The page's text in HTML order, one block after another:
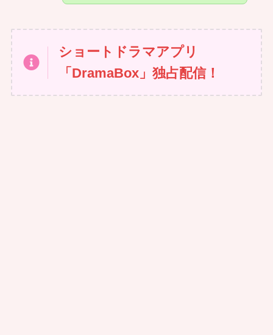
ショートドラマアプリ
「DramaBox」独占配信！